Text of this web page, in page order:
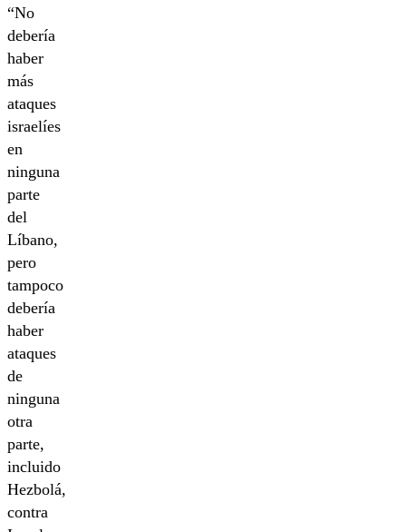
“No
debería
haber
más
ataques
israelíes
en
ninguna
parte
del
Líbano,
pero
tampoco
debería
haber
ataques
de
ninguna
otra
parte,
incluido
Hezbolá,
contra